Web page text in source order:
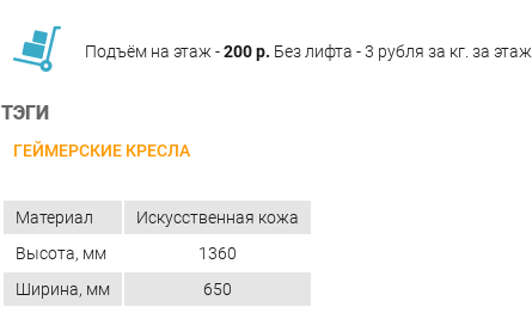
Подъём на этаж -200 р. Без лифта - 3 рубля за кг. за этаж.
ТЭГИ
ГЕЙМЕРСКИЕ КРЕСЛА
Материал
Искусственная кожа
Высота, мм
1360
Ширина, мм
650